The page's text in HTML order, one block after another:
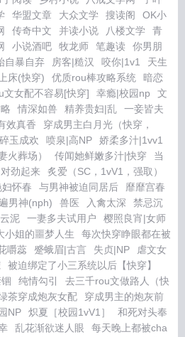
华盟文章 大众文学 搜读阁
OK小
传奇中文 并读小说 八楼文学
青
小说酒吧 牧龙师 笔趣读
你男朋
自暴自弃 房客|糙汉 咬你|1v1
天生
床(快穿) 优质rou棒攻略系统
暗恋
文女配不容易[快穿] 幸瘾|校园np
文
情深如兽 精养贵妇|乱
一妾皆夫
效真香
穿成男主白月光（快穿，
碎玉成欢 喷泉|高NP
娇柔多汁|1vv1
火葬场）
传闻她鲜嫩多汁|快穿
当
劲起来
炙爱（SC，1vV1，强取）
妇怀春 与男神被迫同居后
靡靡宫春
男神(nph) 兽医 入禽太深
禁忌沉
云泥 一妻多夫试用户
樱照良宵|女师
小姐的噩梦人生
每次快穿睁眼都在被
嚼蕊 蹙蛾眉|古言 失贞|NP
虐文女
被迫绑定了小三系统以后【快穿】
纯情勾引
去三千rou文做路人（快
茶穿成炮灰女配
穿成男主的炮灰前
NP 炽夏［校园1vV1］
和死对头奉
乱花渐欲迷人眼
每天晚上都被cha